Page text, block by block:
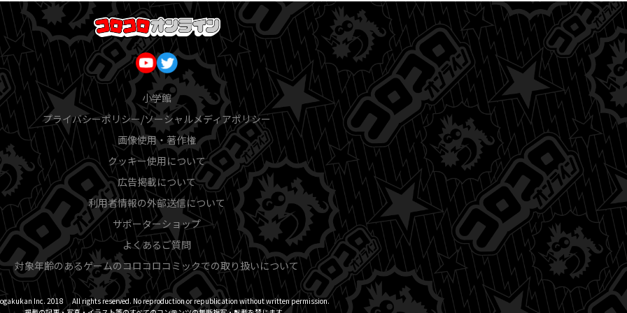
小学館
プライバシーポリシー/ソーシャルメディアポリシー
画像使用・著作権
クッキー使用について
広告掲載について
利用者情報の外部送信について
サポーターショップ
よくあるご質問
対象年齢のあるゲームのコロコロコミックでの取り扱いについて
Inc. 2018 All rights reserved. No reproduction or republication without written permission.